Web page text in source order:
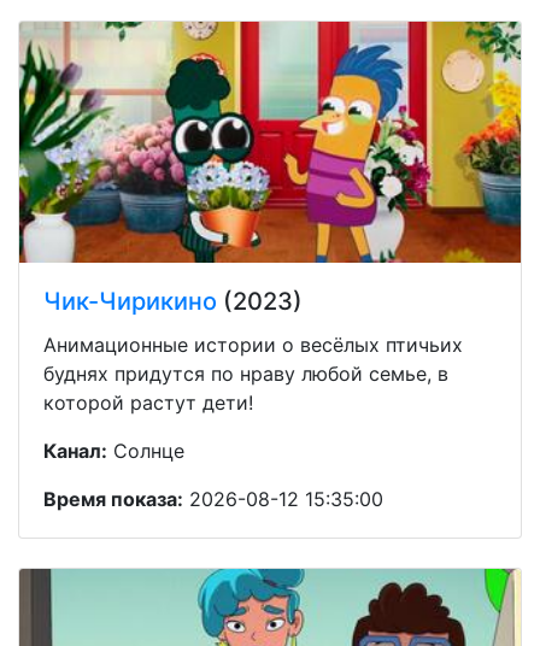
Чик-Чирикино (2023)
Анимационные истории о весёлых птичьих
буднях придутся по нраву любой семье, в
которой растут дети!
Канал: Солнце
Время показа: 2026-08-12 15:35:00